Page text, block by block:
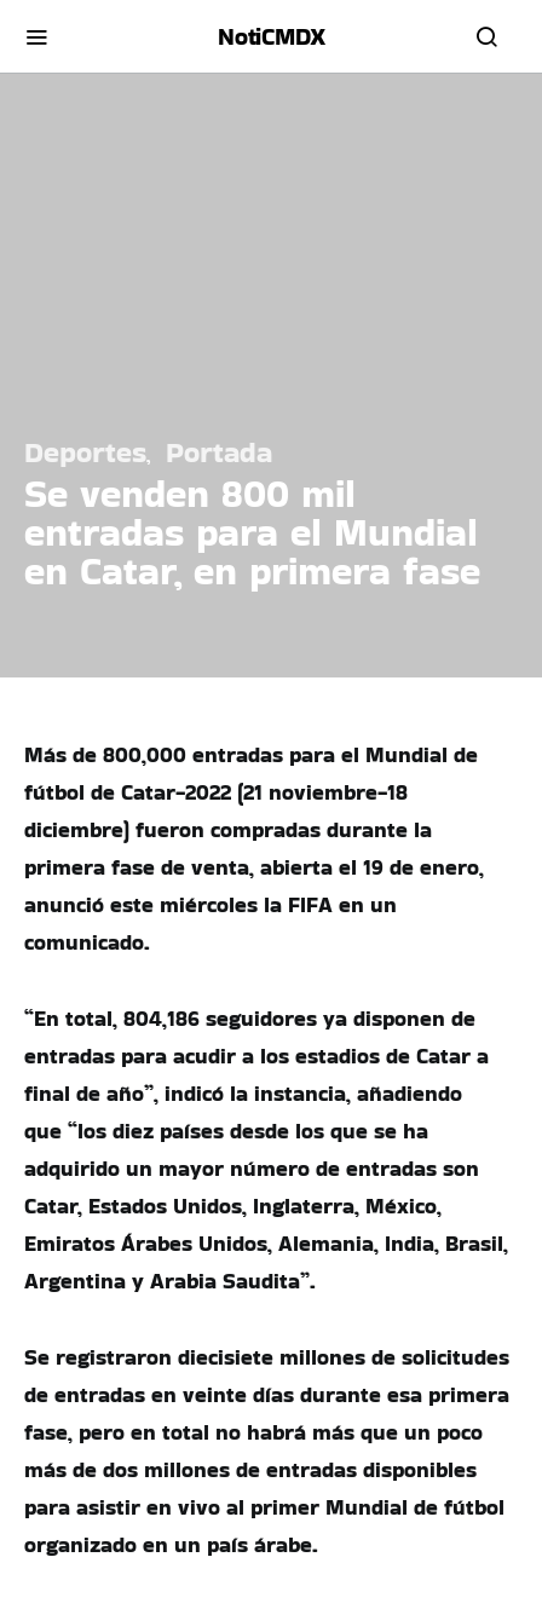
NotiCMDX
Deportes Portada
Se venden 800 mil
entradas para el Mundial
en Catar, en primera fase
Más de 800,000 entradas para el Mundial de
fútbol de Catar-2022 (21 noviembre-18
diciembre) fueron compradas durante la
primera fase de venta, abierta el 19 de enero,
anunció este miércoles la FIFA en un
comunicado.
“En total, 804,186 seguidores ya disponen de
entradas para acudir a los estadios de Catar a
final de año”, indicó la instancia, añadiendo
que “los diez países desde los que se ha
adquirido un mayor número de entradas son
Catar, Estados Unidos, Inglaterra, México,
Emiratos Árabes Unidos, Alemania, India, Brasil,
Argentina y Arabia Saudita”.
Se registraron diecisiete millones de solicitudes
de entradas en veinte días durante esa primera
fase, pero en total no habrá más que un poco
más de dos millones de entradas disponibles
para asistir en vivo al primer Mundial de fútbol
organizado en un país árabe.